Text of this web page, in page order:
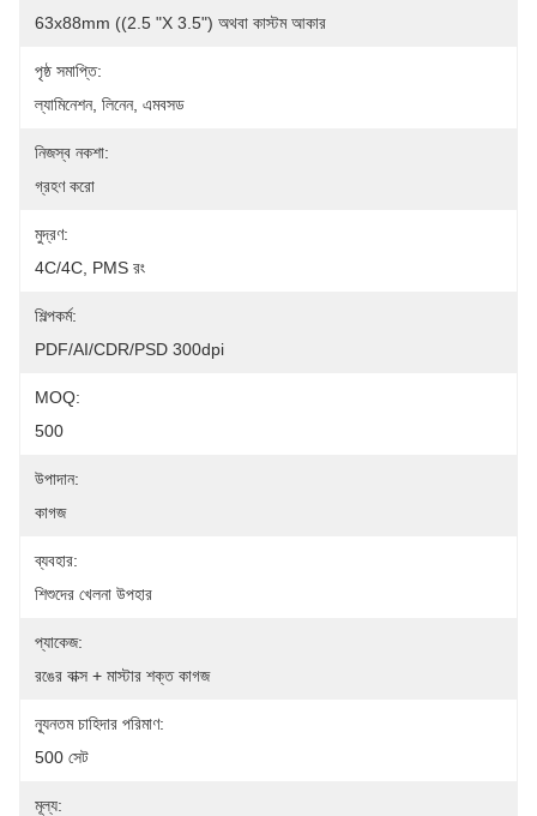
63x88mm ((2.5 "x 3.5") অথবা কাস্টম আকার
পৃষ্ঠ সমাপ্তি:
ল্যামিনেশন, লিনেন, এমবসড
নিজস্ব নকশা:
গ্রহণ করো
মুদ্রণ:
4C/4C, PMS রং
শিল্পকর্ম:
PDF/AI/CDR/PSD 300dpi
MOQ:
500
উপাদান:
কাগজ
ব্যবহার:
শিশুদের খেলনা উপহার
প্যাকেজ:
রঙের বাক্স + মাস্টার শক্ত কাগজ
ন্যূনতম চাহিদার পরিমাণ:
500 সেট
মূল্য: